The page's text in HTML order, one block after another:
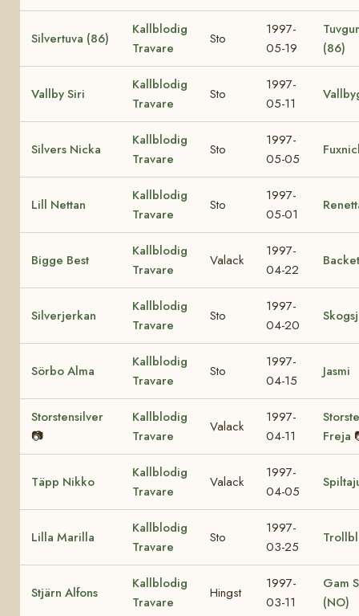
Silvertuva (86)
Kallblodig
Travare
Sto
1997-
05-19
(86)
Vallby Siri
Kallblodig
Travare
Sto
1997-
05-11
Silvers Nicka
Kallblodig
Travare
Sto
1997-
05-05
Lill Nettan
Kallblodig
Travare
Sto
1997-
05-01
Bigge Best
Kallblodig
Travare
Valack
1997-
04-22
Silverjerkan
Kallblodig
Travare
Sto
1997-
04-20
Sörbo Alma
Kallblodig
Travare
Sto
1997-
04-15
Jasmi
Storstensilver
📷
Kallblodig
Travare
Valack
1997-
04-11
Freja
Täpp Nikko
Kallblodig
Travare
Valack
1997-
04-05
Lilla Marilla
Kallblodig
Travare
Sto
1997-
03-25
Stjärn Alfons
Kallblodig
Travare
Hingst
1997-
03-11
Gam
(NO)